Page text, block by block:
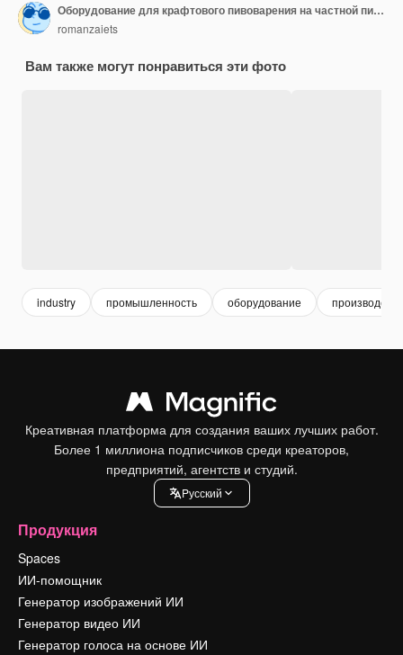
Оборудование для крафтового пивоварения на частной пивоварне
romanzaiets
Вам также могут понравиться эти фото
industry промышленность оборудование производство
Креативная платформа для создания ваших лучших работ.
Более 1 миллиона подписчиков среди креаторов,
предприятий, агентств и студий.
Pусский
Продукция
Spaces
ИИ-помощник
Генератор изображений ИИ
Генератор видео ИИ
Генератор голоса на основе ИИ